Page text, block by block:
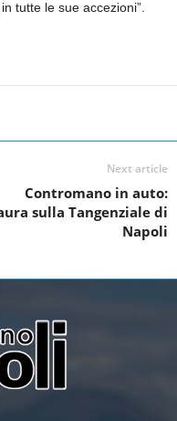
, in tutte le sue accezioni”.
Next article
Contromano in auto:
sulla Tangenziale di
Napoli